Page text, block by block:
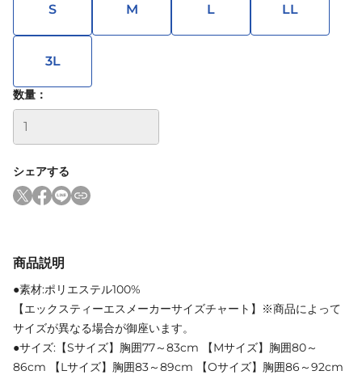
S M L LL
3L
数量：
シェアする
商品説明
●素材:ポリエステル100%
【エックスティーエスメーカーサイズチャート】※商品によって
サイズが異なる場合が御座います。
●サイズ:【Sサイズ】胸囲77～83cm 【Mサイズ】胸囲80～
86cm 【Lサイズ】胸囲83～89cm 【Oサイズ】胸囲86～92cm